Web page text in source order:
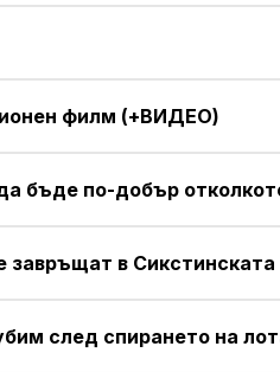
филм (+ВИДЕО)
бъде по-добър
завръщат в Сикстинската
след спирането на